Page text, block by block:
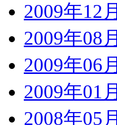
2009年12月
2009年08月
2009年06月
2009年01月
2008年05月